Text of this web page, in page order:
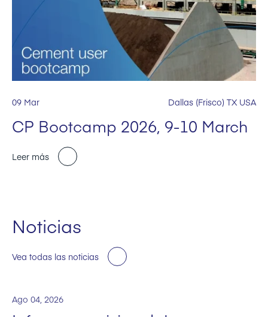
09 Mar Dallas (Frisco) TX USA
CP Bootcamp 2026, 9-10 March
Leer más
Noticias
Vea todas las noticias
Ago 04, 2026